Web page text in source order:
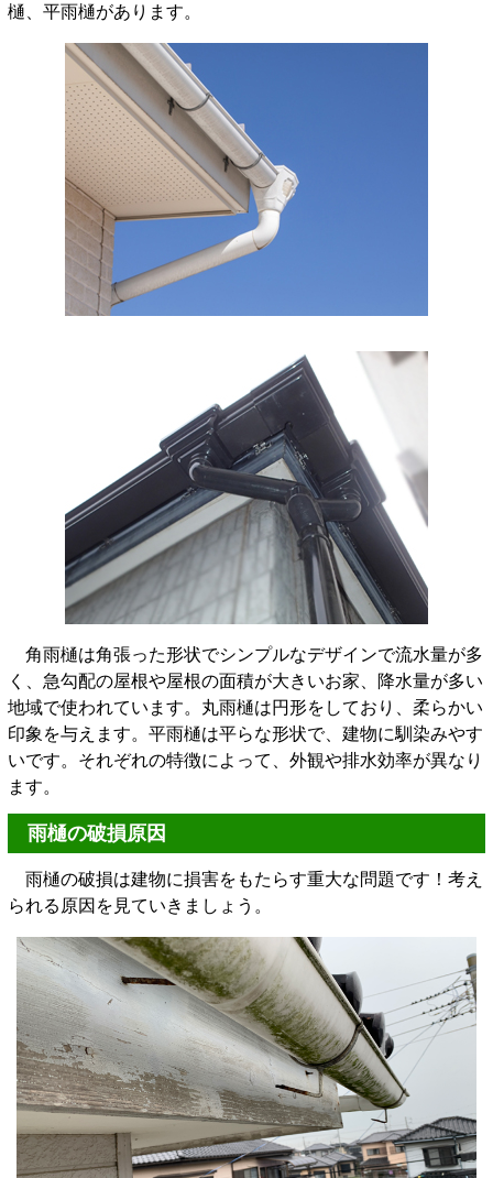
樋、平雨樋があります。
角雨樋は角張った形状でシンプルなデザインで流水量が多
く、急勾配の屋根や屋根の面積が大きいお家、降水量が多い
地域で使われています。丸雨樋は円形をしており、柔らかい
印象を与えます。平雨樋は平らな形状で、建物に馴染みやす
いです。それぞれの特徴によって、外観や排水効率が異なり
ます。
雨樋の破損原因
雨樋の破損は建物に損害をもたらす重大な問題です！考え
られる原因を見ていきましょう。